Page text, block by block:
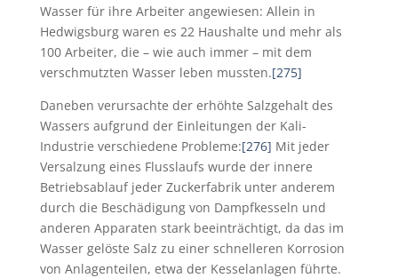
Wasser für ihre Arbeiter angewiesen: Allein in
Hedwigsburg waren es 22 Haushalte und mehr als
100 Arbeiter, die – wie auch immer – mit dem
verschmutzten Wasser leben mussten.[275]
Daneben verursachte der erhöhte Salzgehalt des
Wassers aufgrund der Einleitungen der Kali-
Industrie verschiedene Probleme:[276] Mit jeder
Versalzung eines Flusslaufs wurde der innere
Betriebsablauf jeder Zuckerfabrik unter anderem
durch die Beschädigung von Dampfkesseln und
anderen Apparaten stark beeinträchtigt, da das im
Wasser gelöste Salz zu einer schnelleren Korrosion
von Anlagenteilen, etwa der Kesselanlagen führte.